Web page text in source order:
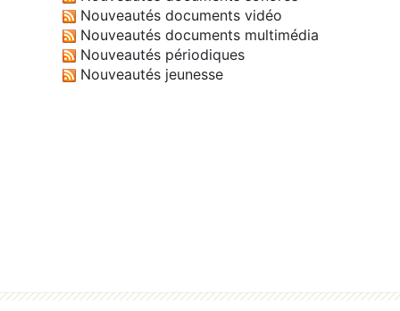
Nouveautés documents vidéo
Nouveautés documents multimédia
Nouveautés périodiques
Nouveautés jeunesse